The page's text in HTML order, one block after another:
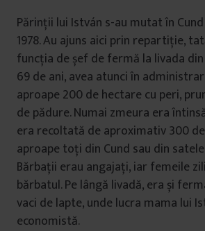
Părinții lui István s-au mutat în
1978. Au ajuns aici prin repartiție,
funcția de șef de fermă la livada
69 de ani, avea atunci în
aproape 200 de hectare cu peri,
de pădure. Numai zmeura era
era recoltată de aproximativ 300
aproape toți din Cund sau din
Bărbații erau angajați, iar femeile
bărbatul. Pe lângă livadă, era și
vaci de lapte, unde lucra mama lui
economistă.